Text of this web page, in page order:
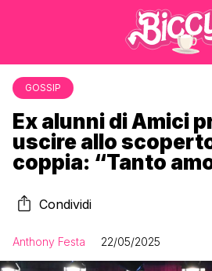
GOSSIP
Ex alunni di Amici
uscire allo
coppia: “Tanto
Condividi
Anthony Festa 22/05/2025